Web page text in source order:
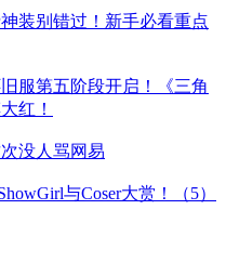
装别错过！新手必看重点
服第五阶段开启！《三角
红！
没人骂网易
与Coser大赏！（5）